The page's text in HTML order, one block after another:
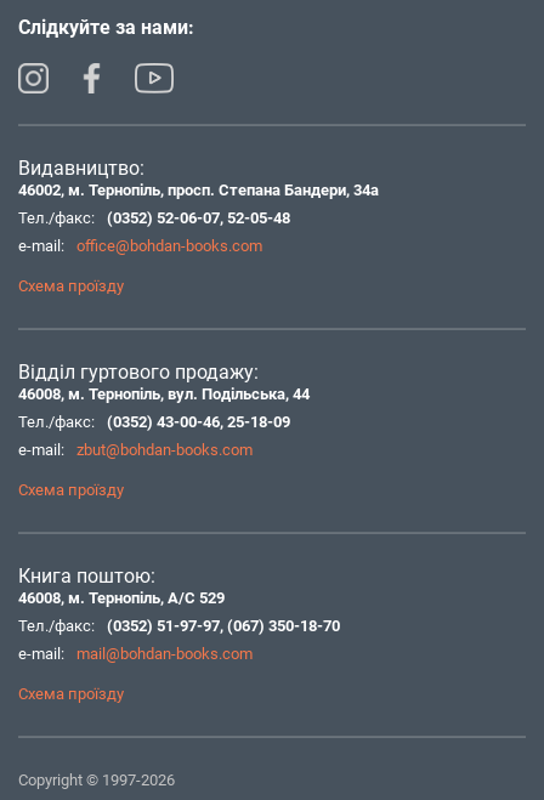
Слідкуйте за нами:
Видавництво:
46002, м. Тернопіль, просп. Степана Бандери, 34а
Тел./факс:
(0352) 52-06-07, 52-05-48
e-mail:
office@bohdan-books.com
Схема проїзду
Відділ гуртового продажу:
46008, м. Тернопіль, вул. Подільська, 44
Тел./факс:
(0352) 43-00-46, 25-18-09
e-mail:
zbut@bohdan-books.com
Схема проїзду
Книга поштою:
46008, м. Тернопіль, А/С 529
Тел./факс:
(0352) 51-97-97, (067) 350-18-70
e-mail:
mail@bohdan-books.com
Схема проїзду
Copyright © 1997-2026